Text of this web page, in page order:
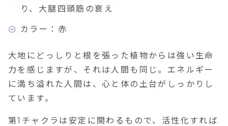
り、大腿四頭筋の衰え
カラー：赤
大地にどっしりと根を張った植物からは強い生命
力を感じますが、それは人間も同じ。エネルギー
に満ち溢れた人間は、心と体の土台がしっかりし
ています。
第1チャクラは安定に関わるもので、活性化すれば